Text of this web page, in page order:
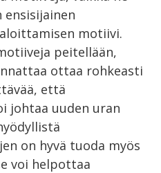
ensisijainen
motiivi.
peitellään,
ottaa rohkeasti
että
johtaa uuden uran
on hyvä tuoda myös
voi helpottaa